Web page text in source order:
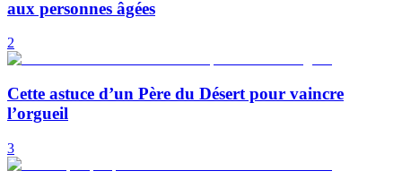
aux personnes âgées
2
Cette astuce d’un Père du Désert pour vaincre
l’orgueil
3